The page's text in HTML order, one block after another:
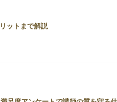
ットまで解説